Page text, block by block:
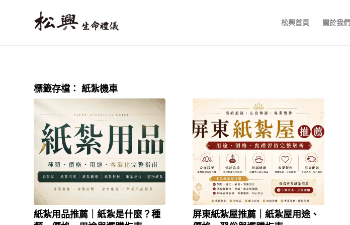
松興首頁 關於我們
標籤存檔： 紙紮機車
紙紮用品推薦｜紙紮是什麼？種
屏東紙紮屋推薦｜紙紮屋用途、